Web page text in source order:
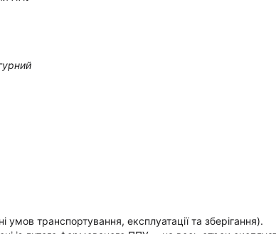
умов транспортування, експлуатації та зберігання).